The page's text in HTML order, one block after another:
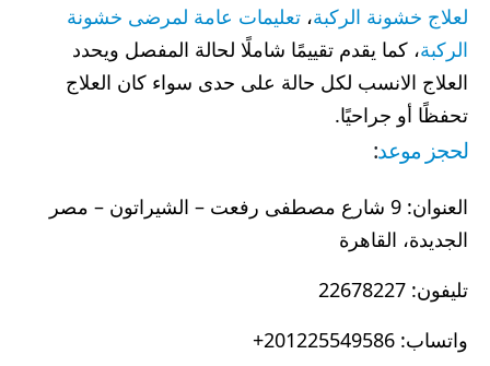
لعلاج خشونة الركبة، تعليمات عامة لمرضى خشونة
الركبة، كما يقدم تقييمًا شاملًا لحالة المفصل ويحدد
العلاج الانسب لكل حالة على حدى سواء كان العلاج
تحفظًا أو جراحيًا.
لحجز موعد:
العنوان: 9 شارع مصطفى رفعت – الشيراتون – مصر
الجديدة، القاهرة
تليفون: 22678227
واتساب: 201225549586+